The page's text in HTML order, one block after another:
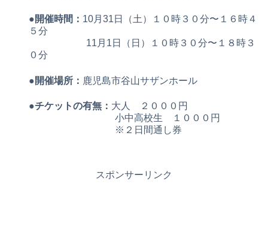
●開催時間： 10月31日（土）１０時３０分〜１６時４
５分
11月1日（日）１０時３０分〜１８時３
０分
●開催場所： 鹿児島市谷山サザンホール
●チケットの有無： 大人 ２０００円
小中高校生 １０００円
※２日間通し券
スポンサーリンク